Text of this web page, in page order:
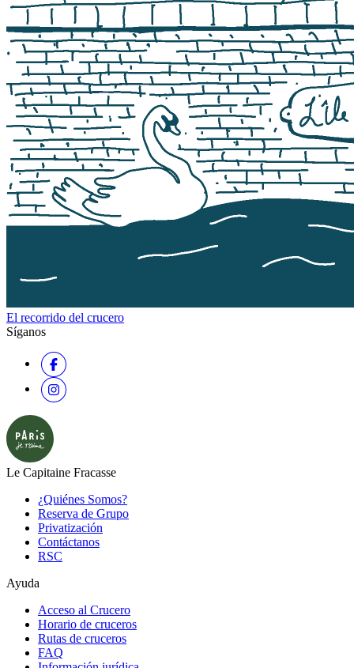
El recorrido del crucero
Síganos
Le Capitaine Fracasse
¿Quiénes Somos?
Reserva de Grupo
Privatización
Contáctanos
RSC
Ayuda
Acceso al Crucero
Horario de cruceros
Rutas de cruceros
FAQ